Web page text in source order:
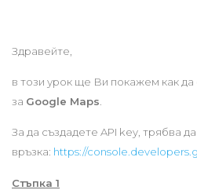
Здравейте,
в този урок ще Ви покажем как да
за Google Maps.
За да създадете API key, трябва
връзка: https://
Стъпка 1